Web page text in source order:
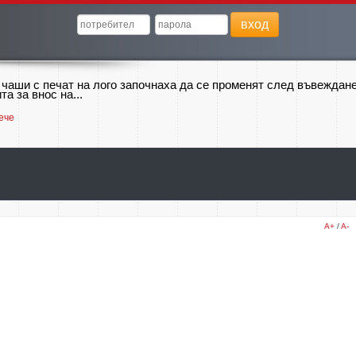
вход
с печат на лого започнаха да се променят след
за внос на...
A+ /A-